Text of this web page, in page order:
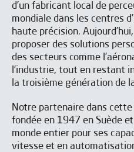
d’un fabricant local de
mondiale dans les centres
haute précision.
proposer des solutions
des secteurs comme
l’industrie, tout en restant
la troisième génération de
Notre partenaire dans
fondée en 1947 en Suède
monde entier pour ses
vitesse et en